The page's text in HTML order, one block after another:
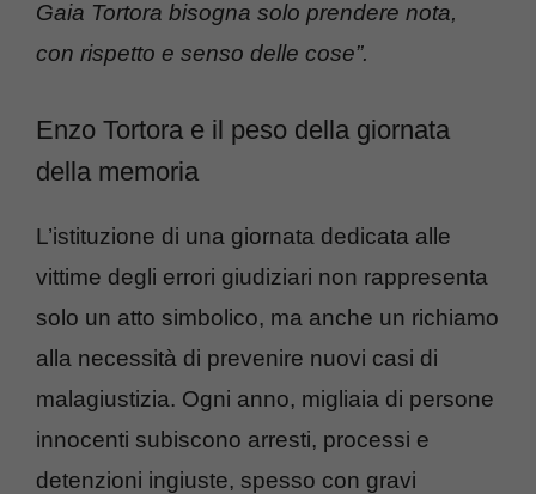
Gaia Tortora bisogna solo prendere nota,
con rispetto e senso delle cose”.
Enzo Tortora e il peso della giornata
della memoria
L’istituzione di una giornata dedicata alle
vittime degli errori giudiziari non rappresenta
solo un atto simbolico, ma anche un richiamo
alla necessità di prevenire nuovi casi di
malagiustizia. Ogni anno, migliaia di persone
innocenti subiscono arresti, processi e
detenzioni ingiuste, spesso con gravi